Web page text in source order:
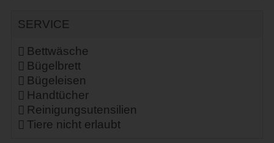
SERVICE
Bettwäsche
Bügelbrett
Bügeleisen
Handtücher
Reinigungsutensilien
Tiere nicht erlaubt